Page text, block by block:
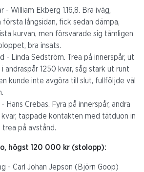
- William Ekberg 1.16,8. Bra iväg,
första långsidan, fick sedan dämpa,
kurvan, men försvarade sig tämligen
bra insats.
- Linda Sedström. Trea på innerspår, ut
andraspår 1250 kvar, såg stark ut runt
kunde inte avgöra till slut, fullföljde väl
Hans Crebas. Fyra på innerspår, andra
tappade kontakten med tätduon in
på avstånd.
högst 120 000 kr (stolopp):
- Carl Johan Jepson (Björn Goop)